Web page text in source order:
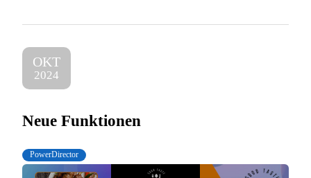
OKT
2024
Neue Funktionen
PowerDirector